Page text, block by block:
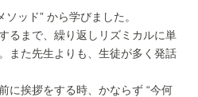
ッド” から学びました。
るまで、繰り返しリズミカルに単
また先生よりも、生徒が多く発話
に挨拶をする時、かならず “今何